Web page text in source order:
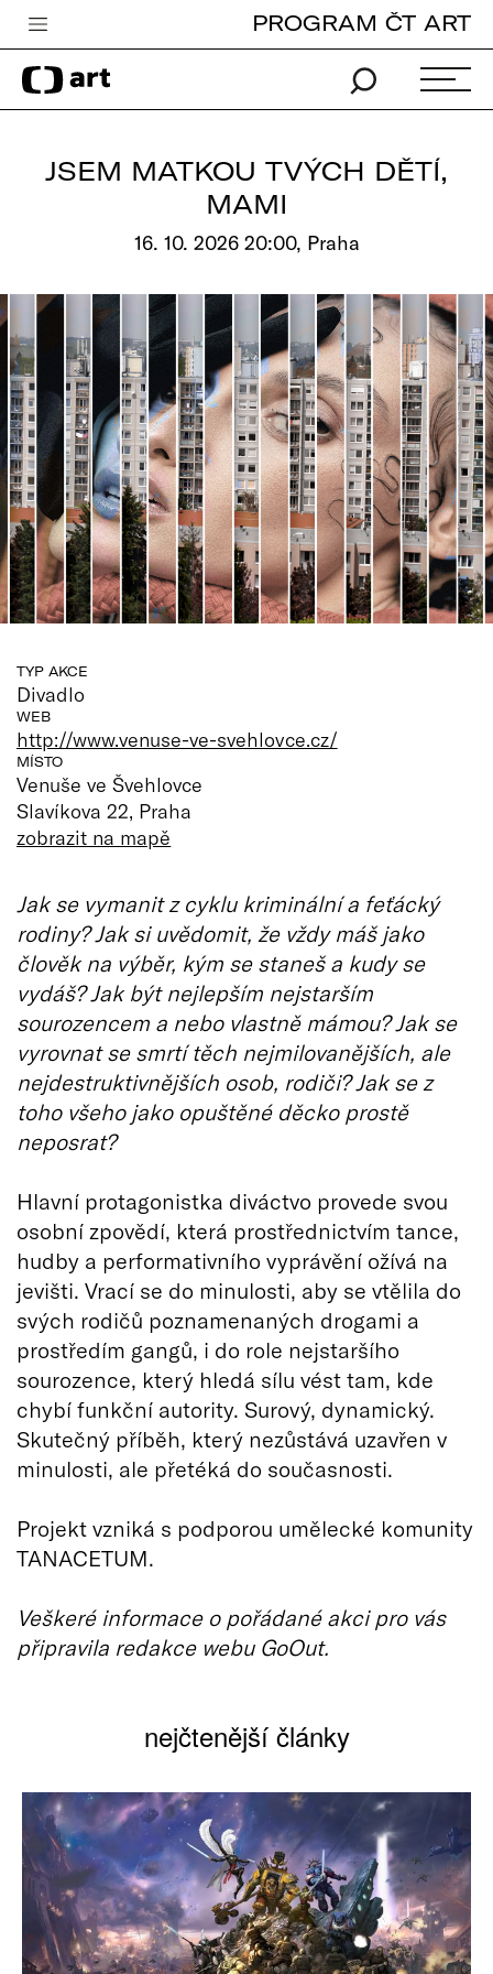
Česká televize
Zpravodajství
Vše o ČT
PROGRAM ČT ART
JSEM MATKOU TVÝCH DĚTÍ,
MAMI
16. 10. 2026 20:00, Praha
TYP AKCE
Divadlo
WEB
http://www.venuse-ve-svehlovce.cz/
MÍSTO
Venuše ve Švehlovce
Slavíkova 22, Praha
zobrazit na mapě
Jak se vymanit z cyklu kriminální a feťácký
rodiny? Jak si uvědomit, že vždy máš jako
člověk na výběr, kým se staneš a kudy se
vydáš? Jak být nejlepším nejstarším
sourozencem a nebo vlastně mámou? Jak se
vyrovnat se smrtí těch nejmilovanějších, ale
nejdestruktivnějších osob, rodiči? Jak se z
toho všeho jako opuštěné děcko prostě
neposrat?
Hlavní protagonistka diváctvo provede svou
osobní zpovědí, která prostřednictvím tance,
hudby a performativního vyprávění ožívá na
jevišti. Vrací se do minulosti, aby se vtělila do
svých rodičů poznamenaných drogami a
prostředím gangů, i do role nejstaršího
sourozence, který hledá sílu vést tam, kde
chybí funkční autority. Surový, dynamický.
Skutečný příběh, který nezůstává uzavřen v
minulosti, ale přetéká do současnosti.
Projekt vzniká s podporou umělecké komunity
TANACETUM.
Veškeré informace o pořádané akci pro vás
připravila redakce webu GoOut.
nejčtenější články